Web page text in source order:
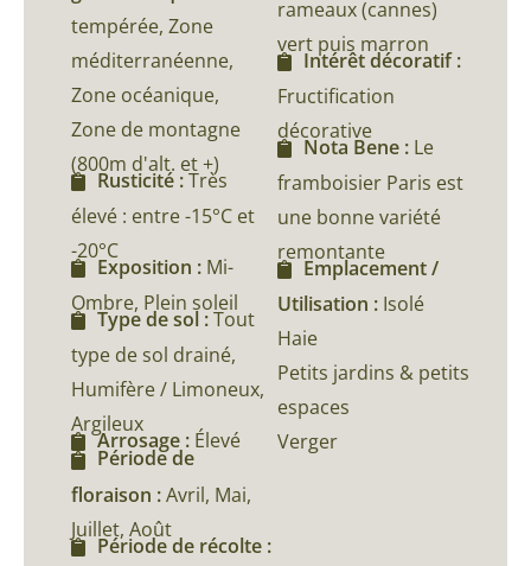
tempérée, Zone
méditerranéenne,
Zone océanique,
Zone de montagne
(800m d'alt. et +)
Rusticité :Très
élevé : entre -15°C et
-20°C
Exposition : Mi-
Ombre, Plein soleil
Type de sol :Tout
type de sol drainé,
Humifère / Limoneux,
Argileux
Arrosage : Élevé
Période de
floraison :Avril, Mai,
Juillet, Août
Période de récolte :
rameaux (cannes)
vert puis marron
Intérêt décoratif :
Fructification
décorative
Nota Bene : Le
framboisier Paris est
une bonne variété
remontante
Emplacement /
Utilisation : Isolé
Haie
Petits jardins & petits
espaces
Verger